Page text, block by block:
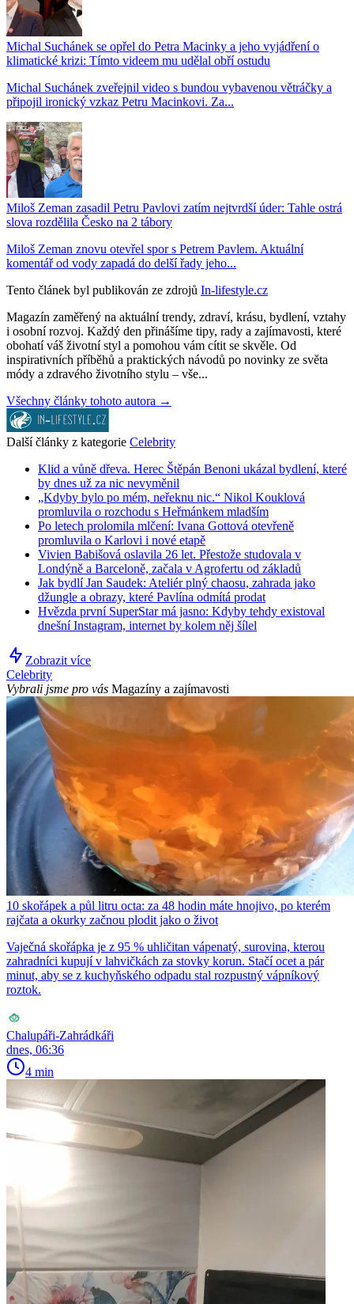
Michal Suchánek se opřel do Petra Macinky a jeho vyjádření o
klimatické krizi: Tímto videem mu udělal obří ostudu
Michal Suchánek zveřejnil video s bundou vybavenou větráčky a
připojil ironický vzkaz Petru Macinkovi. Za...
Miloš Zeman zasadil Petru Pavlovi zatím nejtvrdší úder: Tahle ostrá
slova rozdělila Česko na 2 tábory
Miloš Zeman znovu otevřel spor s Petrem Pavlem. Aktuální
komentář od vody zapadá do delší řady jeho...
Tento článek byl publikován ze zdrojů In-lifestyle.cz
Magazín zaměřený na aktuální trendy, zdraví, krásu, bydlení, vztahy
i osobní rozvoj. Každý den přinášíme tipy, rady a zajímavosti, které
obohatí váš životní styl a pomohou vám cítit se skvěle. Od
inspirativních příběhů a praktických návodů po novinky ze světa
módy a zdravého životního stylu – vše...
Všechny články tohoto autora →
Další články z kategorie Celebrity
Klid a vůně dřeva. Herec Štěpán Benoni ukázal bydlení, které
by dnes už za nic nevyměnil
„Kdyby bylo po mém, neřeknu nic.“ Nikol Kouklová
promluvila o rozchodu s Heřmánkem mladším
Po letech prolomila mlčení: Ivana Gottová otevřeně
promluvila o Karlovi i nové etapě
Vivien Babišová oslavila 26 let. Přestože studovala v
Londýně a Barceloně, začala v Agrofertu od základů
Jak bydlí Jan Saudek: Ateliér plný chaosu, zahrada jako
džungle a obrazy, které Pavlína odmítá prodat
Hvězda první SuperStar má jasno: Kdyby tehdy existoval
dnešní Instagram, internet by kolem něj šílel
Zobrazit více
Celebrity
Vybrali jsme pro vás Magazíny a zajímavosti
10 skořápek a půl litru octa: za 48 hodin máte hnojivo, po kterém
rajčata a okurky začnou plodit jako o život
Vaječná skořápka je z 95 % uhličitan vápenatý, surovina, kterou
zahradníci kupují v lahvičkách za stovky korun. Stačí ocet a pár
minut, aby se z kuchyňského odpadu stal rozpustný vápníkový
roztok.
Chalupáři-Zahrádkáři
dnes, 06:36
4 min